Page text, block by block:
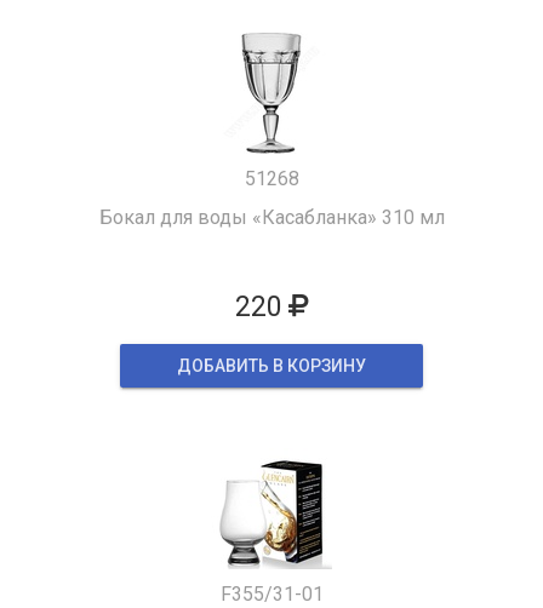
51268
Бокал для воды «Касабланка» 310 мл
220
ДОБАВИТЬ В КОРЗИНУ
F355/31-01